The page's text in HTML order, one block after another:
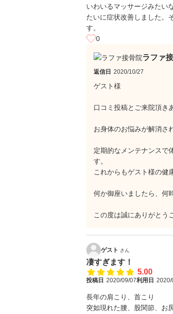
いわいるマッサージみたい
たいに症状改善しました。
す。
0
ラファ
返信日 2020/10/27
ゲスト様
口コミ投稿とご来院頂き
お身体のお悩みが解消さ
定期的なメンテナンスで
す。
これからもゲスト様の健
何か御座いましたら、何
この度は誠にありがとう
ゲスト さん
凄すぎます！
5.00
投稿日 2020/09/07利用日 2020/
長年の肩こり、首こり
突如現れた腰、股関節、お